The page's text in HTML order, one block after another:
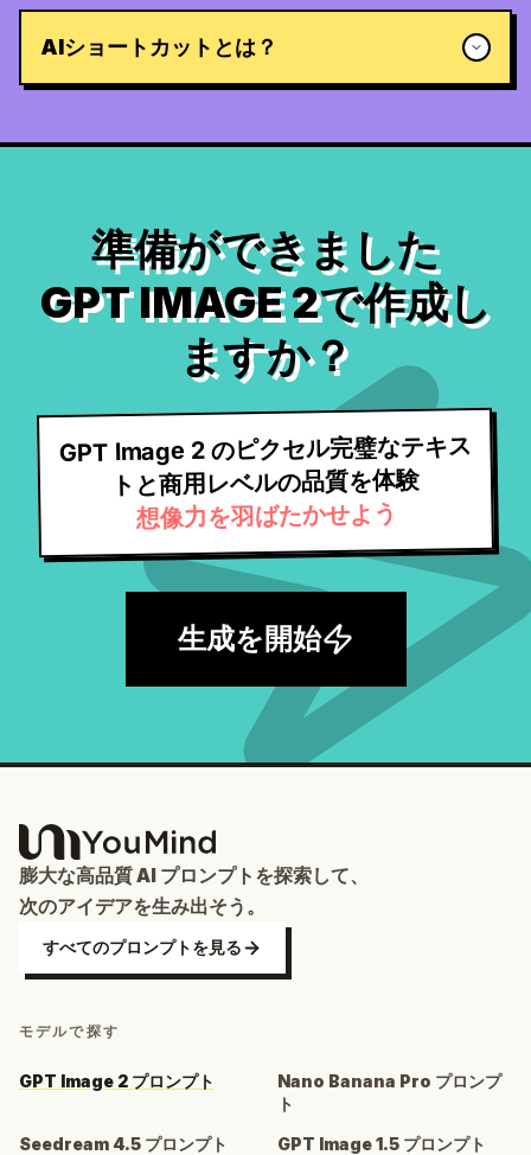
AIショートカットとは？
準備ができました
GPT IMAGE 2で作成し
ますか？
GPT Image 2 のピクセル完璧なテキス
トと商用レベルの品質を体験
想像力を羽ばたかせよう
生成を開始
膨大な高品質 AI プロンプトを探索して、
次のアイデアを生み出そう。
すべてのプロンプトを見る
モデルで探す
GPT Image 2 プロンプト
Nano Banana Pro プロンプ
ト
Seedream 4.5 プロンプト
GPT Image 1.5 プロンプト